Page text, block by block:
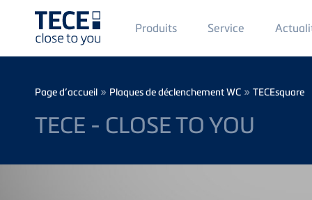
Main
Menü
1
Produits Service
Breadcrumb
Page d’accueil » Plaques de déclenchement WC » TECEsquare
TECE - CLOSE TO YOU